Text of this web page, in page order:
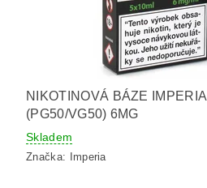
NIKOTINOVÁ BÁZE
(PG50/VG50) 6MG
Skladem
Značka: Imperia